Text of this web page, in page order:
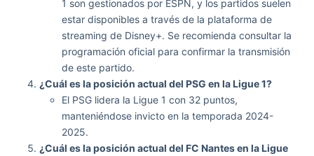
1 son gestionados por ESPN, y los partidos suelen
estar disponibles a través de la plataforma de
streaming de Disney+. Se recomienda consultar la
programación oficial para confirmar la transmisión
de este partido.
¿Cuál es la posición actual del PSG en la Ligue 1?
El PSG lidera la Ligue 1 con 32 puntos,
manteniéndose invicto en la temporada 2024-
2025.
¿Cuál es la posición actual del FC Nantes en la Ligue